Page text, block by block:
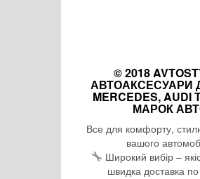
© 2018
АВТОАКСЕСУАРИ
MERCEDES,
МАРОК
Все для комфорту,
вашого
Широкий вибір –
швидка доставка по